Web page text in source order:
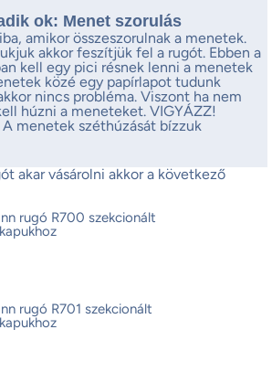
ok: Menet szorulás
amikor összeszorulnak a menetek.
akkor feszítjük fel a rugót. Ebben a
kell egy pici résnek lenni a menetek
közé egy papírlapot tudunk
nincs probléma. Viszont ha nem
húzni a meneteket. VIGYÁZZ!
A menetek széthúzását bízzuk
akar vásárolni akkor a következő
rugó R700 szekcionált
rugó R701 szekcionált